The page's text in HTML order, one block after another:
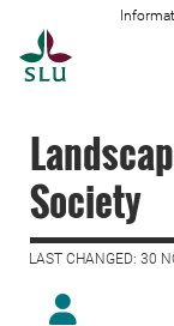
Society
LAST CHANGED: 30